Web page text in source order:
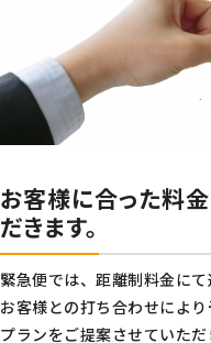
お客様に合った料
だきます。
緊急便では、距離制料金に
お客様との打ち合わせによ
プランをご提案させていただ